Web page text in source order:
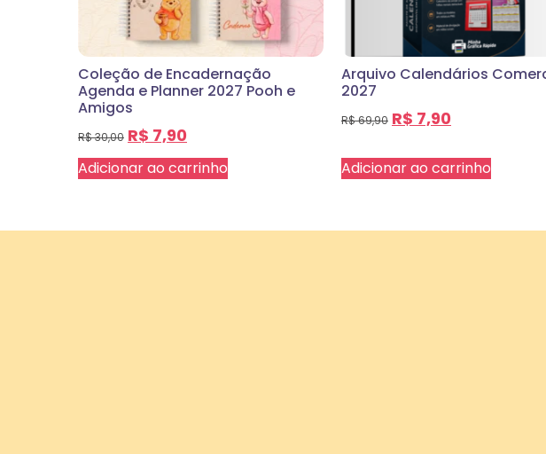
Coleção de Encadernação
Agenda e Planner 2027 Pooh e
Amigos
R$30,00 R$ 7,90
Adicionar ao carrinho
Arquivo Calendários
2027
R$69,90 R$ 7,90
Adicionar ao carrinho